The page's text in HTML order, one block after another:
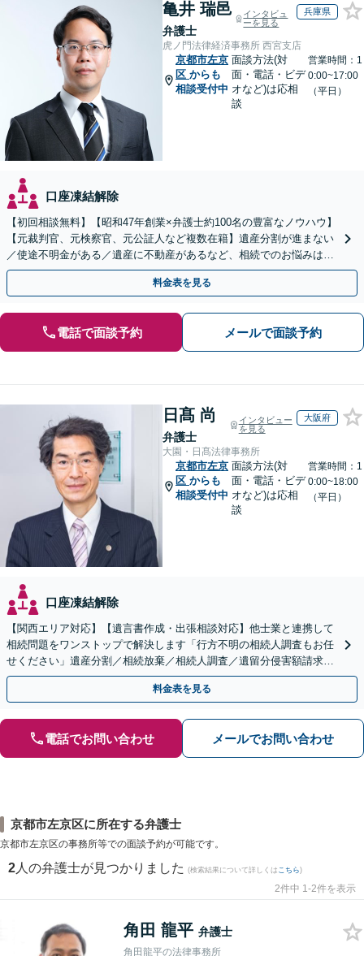
亀井 瑞邑
弁護士
インタビュ
ーを見る
兵庫県
虎ノ門法律経済事務所 西宮支店
京都市左京
区 からも
相談受付中
面談方法(対
面・電話・ビデ
オなど)は応相
談
営業時間：1
0:00~17:00
（平日）
口座凍結解除
【初回相談無料】【昭和47年創業×弁護士約100名の豊富なノウハウ】
【元裁判官、元検察官、元公証人など複数在籍】遺産分割が進まない
／使途不明金がある／遺産に不動産があるなど、相続でのお悩みはご
相談ください【他士業連携で登記・税も対応】
料金表を見る
電話で面談予約 メールで面談予約
日髙 尚
弁護士
インタビュー
を見る
大阪府
大園・日髙法律事務所
京都市左京
区 からも
相談受付中
面談方法(対
面・電話・ビデ
オなど)は応相
談
営業時間：1
0:00~18:00
（平日）
口座凍結解除
【関西エリア対応】【遺言書作成・出張相談対応】他士業と連携して
相続問題をワンストップで解決します「行方不明の相続人調査もお任
せください」遺産分割／相続放棄／相続人調査／遺留分侵害額請求／
登記など【休日・夜間面談可】【分割払い対応】
料金表を見る
電話でお問い合わせ メールでお問い合わせ
京都市左京区に所在する弁護士
京都市左京区の事務所等での面談予約が可能です。
2 人の弁護士が見つかりました (検索結果について詳しくは こちら)
2件中 1-2件を表示
角田 龍平 弁護士
角田龍平の法律事務所